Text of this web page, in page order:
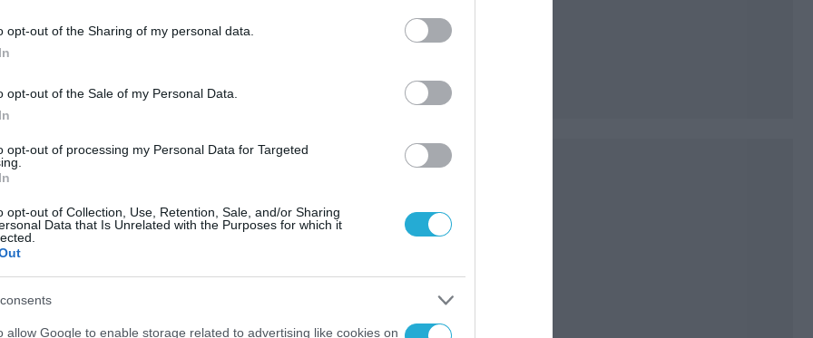
opt-out of the Sharing of my personal data.
opt-out of the Sale of my Personal Data.
opt-out of processing my Personal Data for Targeted
opt-out of Collection, Use, Retention, Sale, and/or Sharing
Data that Is Unrelated with the Purposes for which it
allow Google to enable storage related to advertising like cookies on
ήταν να δημιουργήσουν την ευκαιρία
με την νυν ισραηλινή ηγεσία.
γεγονότος ο Τούρκος
κατάφερε να συνομιλήσει στο τηλέφωνο
κάτι που είχε να γίνει από το
τηλεφώνημα όλο αβρότητες του
Ισραηλινών προς την Τουρκία, ιδίως τα
Ισαάκ Χέρτσογκ στον Ερντογάν, δείχνουν
πέτυχε.
ήταν ακόμα πρωθυπουργός ο Ερντογάν το